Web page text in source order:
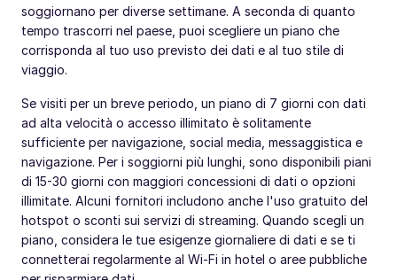
soggiornano per diverse settimane. A seconda di quanto
tempo trascorri nel paese, puoi scegliere un piano che
corrisponda al tuo uso previsto dei dati e al tuo stile di
viaggio.
Se visiti per un breve periodo, un piano di 7 giorni con dati
ad alta velocità o accesso illimitato è solitamente
sufficiente per navigazione, social media, messaggistica e
navigazione. Per i soggiorni più lunghi, sono disponibili piani
di 15-30 giorni con maggiori concessioni di dati o opzioni
illimitate. Alcuni fornitori includono anche l'uso gratuito del
hotspot o sconti sui servizi di streaming. Quando scegli un
piano, considera le tue esigenze giornaliere di dati e se ti
connetterai regolarmente al Wi-Fi in hotel o aree pubbliche